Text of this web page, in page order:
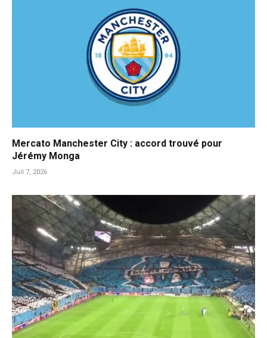
Mercato Manchester City : accord trouvé pour
Jérémy Monga
Juil 7, 2026